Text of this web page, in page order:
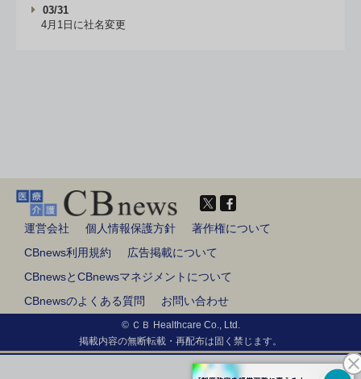
03/31
4月1日に社名変更
運営会社 個人情報保護方針
著作権について
CBnews利用規約
広告掲載について
CBnewsとCBnewsマネジメントについて
CBnewsのよくある質問
お問い合わせ
© ＣＢ Healthcare Co., Ltd.
掲載内容の無断転載・再配布は固く禁じます。